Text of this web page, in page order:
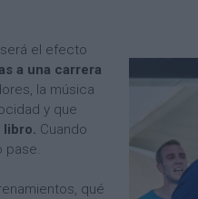
el efecto
a una carrera
la música
y que
libro. Cuando
pase.
qué